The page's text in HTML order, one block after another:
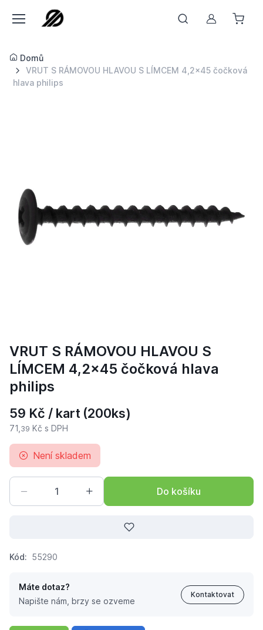
Můj účet
Domů
VRUT S RÁMOVOU HLAVOU S LÍMCEM 4,2x45 čočková
hlava philips
VRUT S RÁMOVOU HLAVOU S
LÍMCEM 4,2x45 čočková hlava
philips
59 Kč / kart (200ks)
71, 39 Kč s DPH
Není skladem
Do košíku
Kód: 55290
Máte dotaz?
Napište nám, brzy se ozveme
Kontaktovat